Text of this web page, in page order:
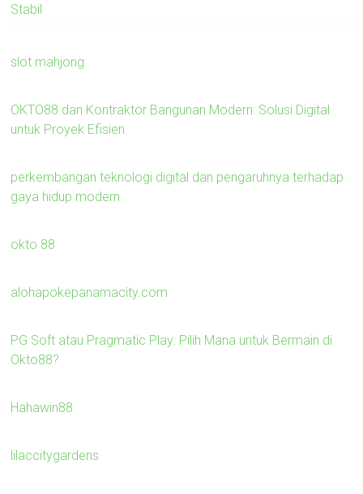
Stabil
slot mahjong
OKTO88 dan Kontraktor Bangunan Modern: Solusi Digital
untuk Proyek Efisien
perkembangan teknologi digital dan pengaruhnya terhadap
gaya hidup modern
okto 88
alohapokepanamacity.com
PG Soft atau Pragmatic Play: Pilih Mana untuk Bermain di
Okto88?
Hahawin88
lilaccitygardens